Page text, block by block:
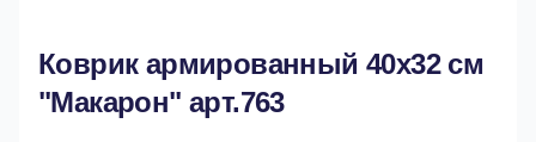
Коврик армированный 40х32 см
"Макарон" арт.763